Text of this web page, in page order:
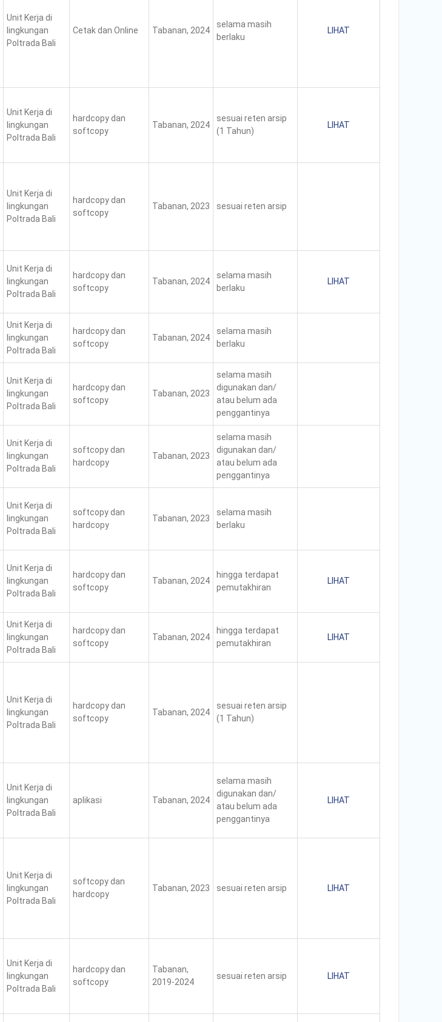
Unit Kerja di
lingkungan
Poltrada Bali
Cetak dan Online Tabanan, 2024
selama masih
berlaku
LIHAT
Unit Kerja di
lingkungan
Poltrada Bali
hardcopy dan
softcopy
Tabanan, 2024
sesuai reten arsip
(1 Tahun)
LIHAT
Unit Kerja di
lingkungan
Poltrada Bali
hardcopy dan
softcopy
Tabanan, 2023 sesuai reten arsip
Unit Kerja di
lingkungan
Poltrada Bali
hardcopy dan
softcopy
Tabanan, 2024
selama masih
berlaku
LIHAT
Unit Kerja di
lingkungan
Poltrada Bali
hardcopy dan
softcopy
Tabanan, 2024
selama masih
berlaku
Unit Kerja di
lingkungan
Poltrada Bali
hardcopy dan
softcopy
Tabanan, 2023
selama masih
digunakan dan/
atau belum ada
penggantinya
Unit Kerja di
lingkungan
Poltrada Bali
softcopy dan
hardcopy
Tabanan, 2023
selama masih
digunakan dan/
atau belum ada
penggantinya
Unit Kerja di
lingkungan
Poltrada Bali
softcopy dan
hardcopy
Tabanan, 2023
selama masih
berlaku
Unit Kerja di
lingkungan
Poltrada Bali
hardcopy dan
softcopy
Tabanan, 2024
hingga terdapat
pemutakhiran
LIHAT
Unit Kerja di
lingkungan
Poltrada Bali
hardcopy dan
softcopy
Tabanan, 2024
hingga terdapat
pemutakhiran
LIHAT
Unit Kerja di
lingkungan
Poltrada Bali
hardcopy dan
softcopy
Tabanan, 2024
sesuai reten arsip
(1 Tahun)
Unit Kerja di
lingkungan
Poltrada Bali
aplikasi Tabanan, 2024
selama masih
digunakan dan/
atau belum ada
penggantinya
LIHAT
Unit Kerja di
lingkungan
Poltrada Bali
softcopy dan
hardcopy
Tabanan, 2023 sesuai reten arsip LIHAT
Unit Kerja di
lingkungan
Poltrada Bali
hardcopy dan
softcopy
Tabanan,
2019-2024
sesuai reten arsip LIHAT